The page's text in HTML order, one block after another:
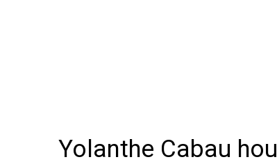
Yolanthe Cabau